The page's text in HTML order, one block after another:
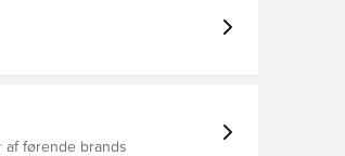
af førende brands